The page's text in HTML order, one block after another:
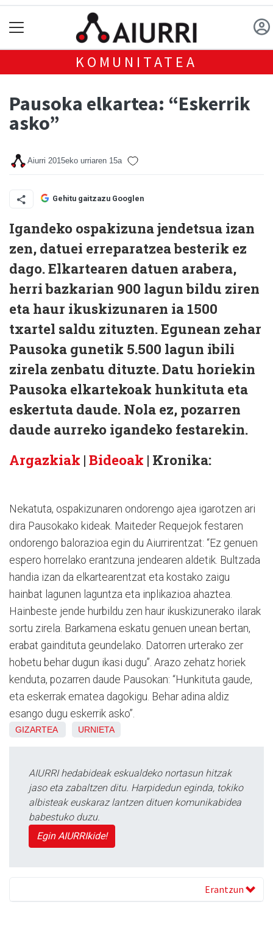
KOMUNITATEA
Pausoka elkartea: “Eskerrik
asko”
Aiurri 2015eko urriaren 15a
Gehitu gaitzazu Googlen
Igandeko ospakizuna jendetsua izan
zen, datuei erreparatzea besterik ez
dago. Elkartearen datuen arabera,
herri bazkarian 900 lagun bildu ziren
eta haur ikuskizunaren ia 1500
txartel saldu zituzten. Egunean zehar
Pausoka gunetik 5.500 lagun ibili
zirela zenbatu dituzte. Datu horiekin
Pausoka elkartekoak hunkituta eta
eskertuta daude. Nola ez, pozarren
daude aurreko igandeko festarekin.
Argazkiak | Bideoak | Kronika:
Nekatuta, ospakizunaren ondorengo ajea igarotzen ari
dira Pausokako kideak. Maiteder Requejok festaren
ondorengo balorazioa egin du Aiurrirentzat: “Ez genuen
espero horrelako erantzuna jendearen aldetik. Bultzada
handia izan da elkartearentzat eta kostako zaigu
hainbat lagunen laguntza eta inplikazioa ahaztea.
Hainbeste jende hurbildu zen haur ikuskizunerako ilarak
sortu zirela. Barkamena eskatu genuen unean bertan,
erabat gaindituta geundelako. Datorren urterako zer
hobetu behar dugun ikasi dugu”. Arazo zehatz horiek
kenduta, pozarren daude Pausokan: “Hunkituta gaude,
eta eskerrak ematea dagokigu. Behar adina aldiz
esango dugu eskerrik asko”.
GIZARTEA URNIETA
AIURRI hedabideak eskualdeko nortasun hitzak
jaso eta zabaltzen ditu. Harpidedun eginda, tokiko
albisteak euskaraz lantzen dituen komunikabidea
babestuko duzu.
Egin AIURRIkide!
Erantzun